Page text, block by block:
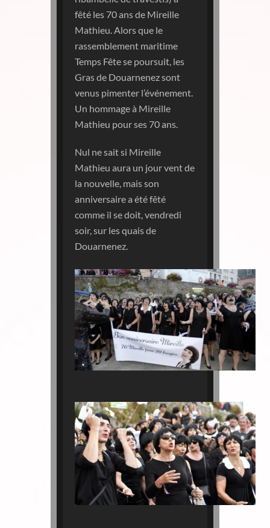
fêté les 70 ans de Mireille
Mathieu. Alors que le
rassemblement maritime
Temps Fête se poursuit, les
Gras de Douarnenez sont
venus pimenter l’événement.
Un hommage à Mireille
Mathieu pour ses 70 ans.
Nul ne sait si Mireille
Mathieu aura un jour vent de
la nouvelle, mais son
anniversaire a été fêté
comme il se doit, vendredi
soir, sur les quais de
Douarnenez.